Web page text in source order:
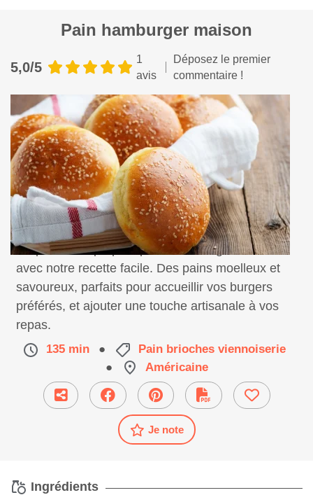
Pain hamburger maison
5,0/5
1
avis
Déposez le premier
commentaire !
Préparez vos propres pains hamburger maison
avec notre recette facile. Des pains moelleux et
savoureux, parfaits pour accueillir vos burgers
préférés, et ajouter une touche artisanale à vos
repas.
135 min ●
Pain brioches viennoiserie
●
Américaine
Je note
Ingrédients